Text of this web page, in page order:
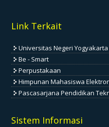
Link Terkait
Universitas Negeri Yogyakarta
Be - Smart
Perpustakaan
Himpunan Mahasiswa
Pascasarjana Pendidikan
Sistem Informasi